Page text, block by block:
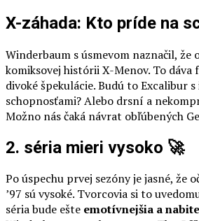
X-záhada: Kto príde na
Winderbaum s úsmevom naznačil, že
komiksovej histórii X-Menov. To
divoké špekulácie. Budú to Excalibur
schopnosťami? Alebo drsní a
Možno nás čaká návrat obľúbených
2. séria mieri vysoko 🚀
Po úspechu prvej sezóny je jasné, že
’97 sú vysoké. Tvorcovia si to
séria bude ešte emotívnejšia a